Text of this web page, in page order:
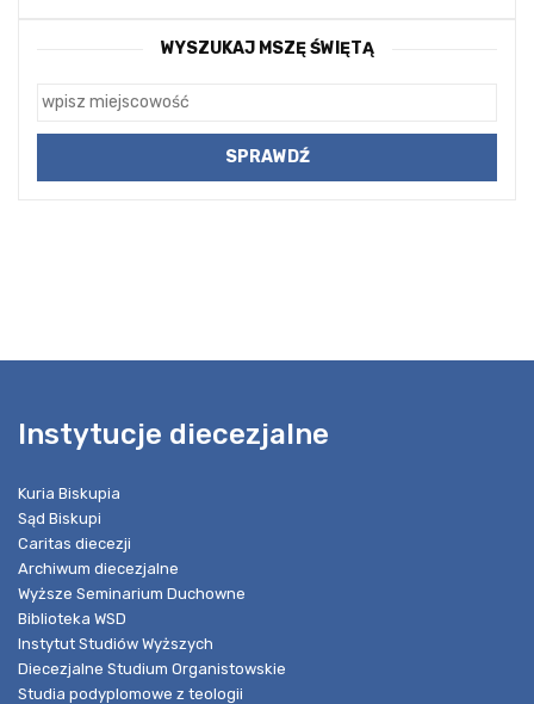
WYSZUKAJ MSZĘ ŚWIĘTĄ
Instytucje diecezjalne
Kuria Biskupia
Sąd Biskupi
Caritas diecezji
Archiwum diecezjalne
Wyższe Seminarium Duchowne
Biblioteka WSD
Instytut Studiów Wyższych
Diecezjalne Studium Organistowskie
Studia podyplomowe z teologii